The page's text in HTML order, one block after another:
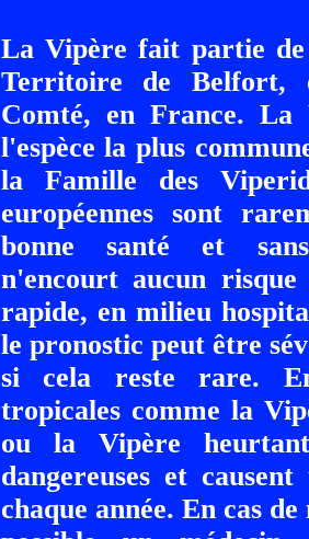
La Vipère fait partie
Territoire de Belfort,
Comté, en France. La
l'espèce la plus
la Famille des
européennes sont
bonne santé et
n'encourt aucun
rapide, en milieu
le pronostic peut être
si cela reste rare. En
tropicales comme la
ou la Vipère
dangereuses et
chaque année. En cas